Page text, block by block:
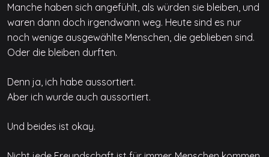
Manche haben sich angefühlt, als würden sie bleiben, und
waren dann doch irgendwann weg. Heute sind es nur
noch wenige ausgewählte Menschen, die geblieben sind.
Oder die bleiben durften.
Denn ja, ich habe aussortiert.
Aber ich wurde auch aussortiert.
Und beides ist okay.